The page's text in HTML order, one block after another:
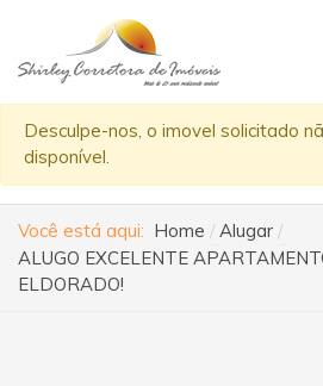
Desculpe-nos, o imovel solicitado
disponível.
Você está aqui: Home
Alugar
ALUGO EXCELENTE
ELDORADO!